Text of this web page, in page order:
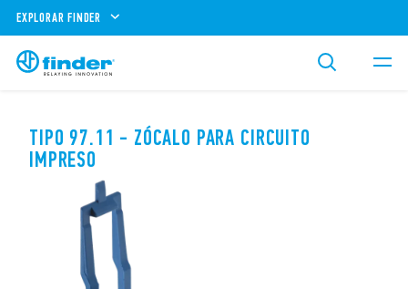
EXPLORAR FINDER
TIPO 97.11 - ZÓCALO PARA CIRCUITO
IMPRESO